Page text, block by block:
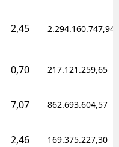
Bartın
Yalova
2,45 2.294.160.747,94
0,70 217.121.259,65
7,07 862.693.604,57
2,46 169.375.227,30